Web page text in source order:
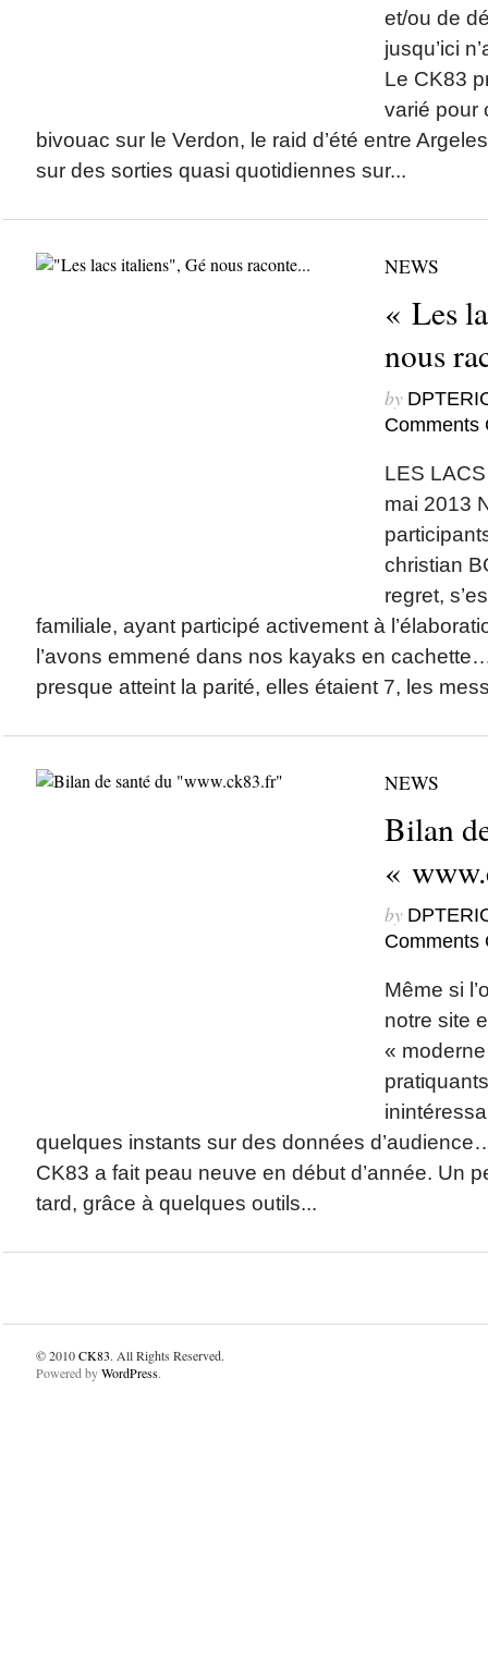
et/ou de
jusqu’ici
Le CK83
varié pour
bivouac sur le Verdon, le raid d’été entre
sur des sorties quasi quotidiennes sur...
NEWS
« Les
nous
by
Comments
LES
mai 2013
christian
regret,
familiale, ayant participé activement à
l’avons emmené dans nos kayaks en
presque atteint la parité, elles étaient 7, les
NEWS
Bilan
«
by
Comments
Même si
notre site
«
quelques instants sur des données
CK83 a fait peau neuve en début d’année. Un
tard, grâce à quelques outils...
© 2010CK83. All Rights Reserved.
Powered byWordPress.